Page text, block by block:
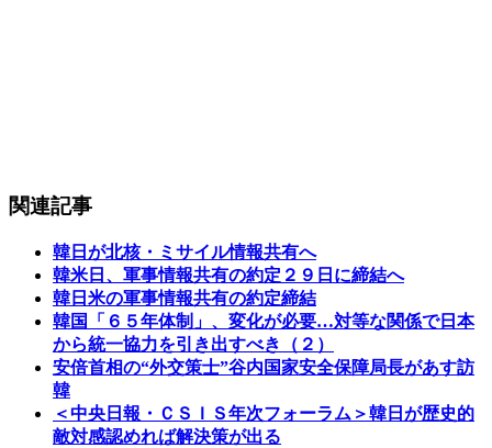
関連記事
韓日が北核・ミサイル情報共有へ
韓米日、軍事情報共有の約定２９日に締結へ
韓日米の軍事情報共有の約定締結
韓国「６５年体制」、変化が必要…対等な関係で日本
から統一協力を引き出すべき（２）
安倍首相の“外交策士”谷内国家安全保障局長があす訪
韓
＜中央日報・ＣＳＩＳ年次フォーラム＞韓日が歴史的
敵対感認めれば解決策が出る